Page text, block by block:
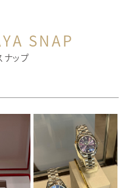
SNAP
ナップ